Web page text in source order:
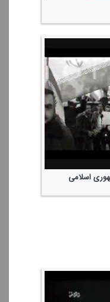
با مصالح ایران بازی